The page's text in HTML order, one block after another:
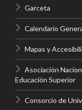
Garceta
Calendario
Mapas y
Asociación
Educación Superior
Consorcio de